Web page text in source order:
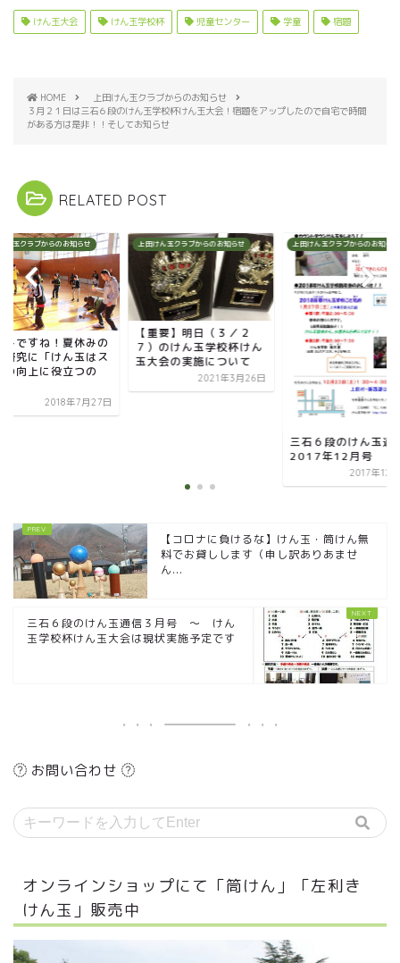
けん玉大会 けん玉学校杯 児童センター 学童 宿題
HOME
上田けん玉クラブからのお知らせ
３月２１日は三石６段のけん玉学校杯けん玉大会！宿題をアップしたので自宅で時間
がある方は是非！！そしてお知らせ
RELATED POST
ん玉クラブからのお知らせ
みですね！夏休みの
研究に「けん玉はス
の向上に役立つの
2018年7月27日
上田けん玉クラブからのお知らせ
【重要】明日（３／２
７）のけん玉学校杯けん
玉大会の実施について
2021年3月26日
上田けん玉クラブからのお知らせ
三石６段のけん玉通
2017年12月号
2017年12
【コロナに負けるな】けん玉・筒けん無
料でお貸しします（申し訳ありあませ
ん...
三石６段のけん玉通信３月号 ～ けん
玉学校杯けん玉大会は現状実施予定です
お問い合わせ
オンラインショップにて「筒けん」「左利き
けん玉」販売中